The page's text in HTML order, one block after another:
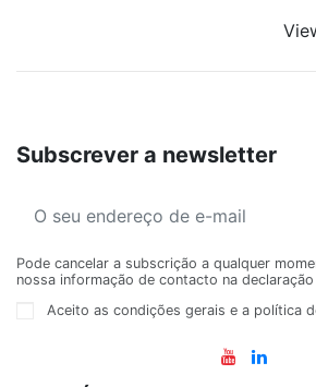
Subscrever a newsletter
Pode cancelar a subscrição a qualquer
nossa informação de contacto na declaração
Aceito as condições gerais e a política